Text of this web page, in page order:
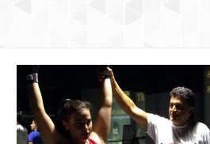
ONLINE MAĞAZA
İLETİŞİM